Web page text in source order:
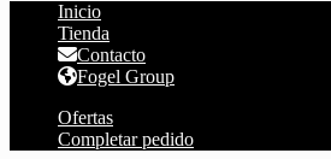
Inicio
Tienda
Contacto
Fogel Group
Ofertas
Completar pedido